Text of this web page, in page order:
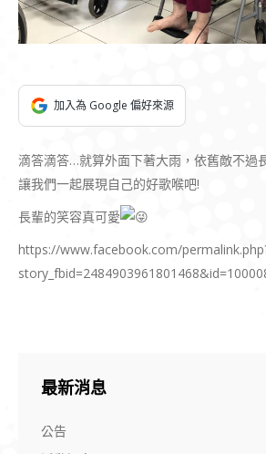
加入為 Google 偏好來源
滴答滴答…就算外面下著大雨，依舊敵不過
讓我們一起展現自己的好歌喉吧!
長輩的笑容真可愛
https://www.facebook.com/
最新消息
公告